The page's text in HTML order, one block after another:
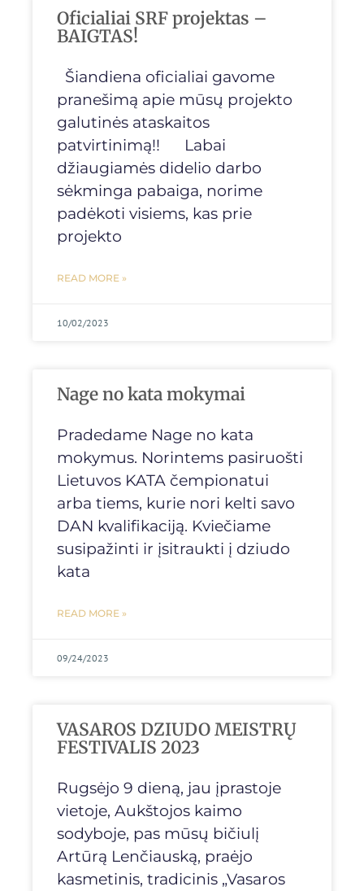
Oficialiai SRF projektas –
BAIGTAS!
Šiandiena oficialiai gavome
pranešimą apie mūsų projekto
galutinės ataskaitos
patvirtinimą!! Labai
džiaugiamės didelio darbo
sėkminga pabaiga, norime
padėkoti visiems, kas prie
projekto
READ MORE »
10/02/2023
Nage no kata mokymai
Pradedame Nage no kata
mokymus. Norintems pasiruošti
Lietuvos KATA čempionatui
arba tiems, kurie nori kelti savo
DAN kvalifikaciją. Kviečiame
susipažinti ir įsitraukti į dziudo
kata
READ MORE »
09/24/2023
VASAROS DZIUDO MEISTRŲ
FESTIVALIS 2023
Rugsėjo 9 dieną, jau įprastoje
vietoje, Aukštojos kaimo
sodyboje, pas mūsų bičiulį
Artūrą Lenčiauską, praėjo
kasmetinis, tradicinis „Vasaros